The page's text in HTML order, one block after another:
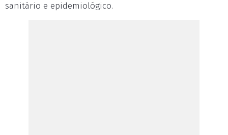
sanitário e epidemiológico.